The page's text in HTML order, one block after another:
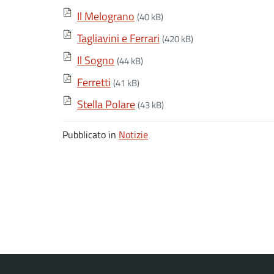
Il Melograno (40 kB)
Tagliavini e Ferrari (420 kB)
Il Sogno (44 kB)
Ferretti (41 kB)
Stella Polare(43 kB)
Pubblicato in Notizie